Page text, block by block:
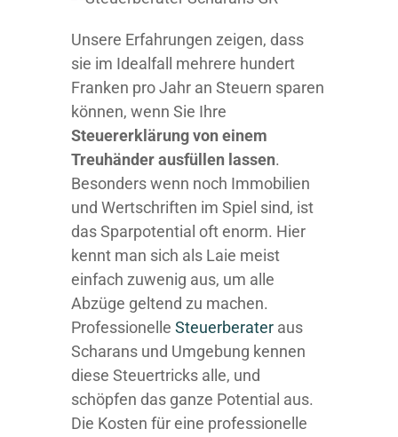
Unsere Erfahrungen zeigen, dass
sie im Idealfall mehrere hundert
Franken pro Jahr an Steuern sparen
können, wenn Sie Ihre
Steuererklärung von einem
Treuhänder ausfüllen lassen.
Besonders wenn noch Immobilien
und Wertschriften im Spiel sind, ist
das Sparpotential oft enorm. Hier
kennt man sich als Laie meist
einfach zuwenig aus, um alle
Abzüge geltend zu machen.
Professionelle Steuerberater aus
Scharans und Umgebung kennen
diese Steuertricks alle, und
schöpfen das ganze Potential aus.
Die Kosten für eine professionelle